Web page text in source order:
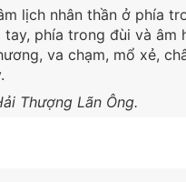
lịch nhân thần ở phía
phía trong đùi và âm
va chạm, mổ xẻ,
Thượng Lãn Ông.